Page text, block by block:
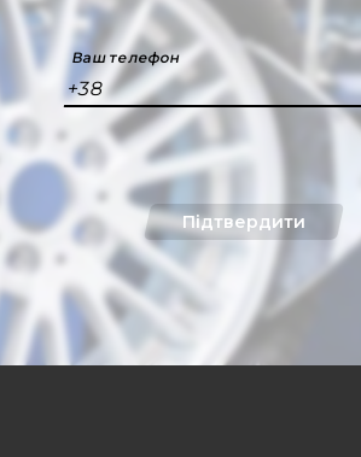
Ваш телефон
+38
Підтвердити